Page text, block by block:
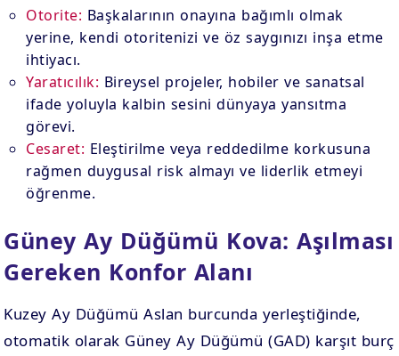
Otorite: Başkalarının onayına bağımlı olmak
yerine, kendi otoritenizi ve öz saygınızı inşa etme
ihtiyacı.
Yaratıcılık: Bireysel projeler, hobiler ve sanatsal
ifade yoluyla kalbin sesini dünyaya yansıtma
görevi.
Cesaret: Eleştirilme veya reddedilme korkusuna
rağmen duygusal risk almayı ve liderlik etmeyi
öğrenme.
Güney Ay Düğümü Kova: Aşılması
Gereken Konfor Alanı
Kuzey Ay Düğümü Aslan burcunda yerleştiğinde,
otomatik olarak Güney Ay Düğümü (GAD) karşıt burç